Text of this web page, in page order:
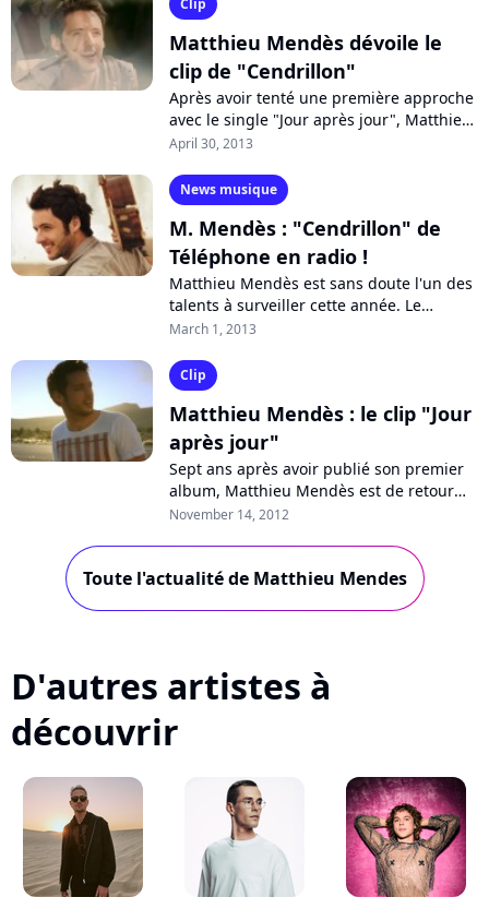
Clip
Matthieu Mendès dévoile le
clip de "Cendrillon"
Après avoir tenté une première approche
avec le single "Jour après jour", Matthieu
Mendès propose à présent une reprise
April 30, 2013
News musique
M. Mendès : "Cendrillon" de
Téléphone en radio !
Matthieu Mendès est sans doute l'un des
talents à surveiller cette année. Le
chanteur propose un nouveau single aux
March 1, 2013
Clip
Matthieu Mendès : le clip "Jour
après jour"
Sept ans après avoir publié son premier
album, Matthieu Mendès est de retour
avec le single "Jour après jour", qui
November 14, 2012
Toute l'actualité de Matthieu Mendes
D'autres artistes à
découvrir